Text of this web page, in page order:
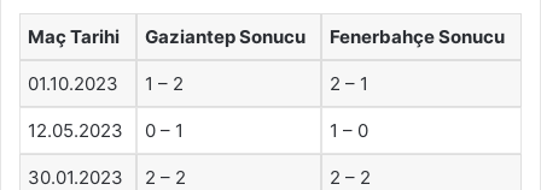
Maç Tarihi Gaziantep Sonucu Fenerbahçe Sonucu
01.10.2023 1 – 2 2 – 1
12.05.2023 0 – 1 1 – 0
30.01.2023 2 – 2 2 – 2